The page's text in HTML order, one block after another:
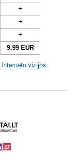
+
+
+
9.99 EUR
Interneto vizijos